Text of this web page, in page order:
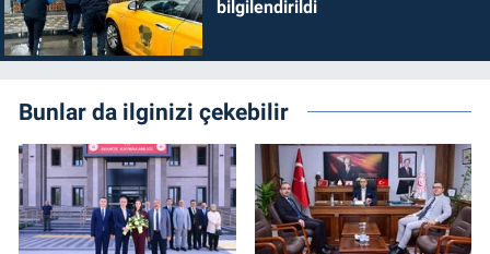
bilgilendirildi
Bunlar da ilginizi çekebilir